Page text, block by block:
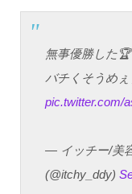
無事優勝した🏆
バチくそうめ
pic.twitter.com/
— イッチー/美
(@itchy_ddy)